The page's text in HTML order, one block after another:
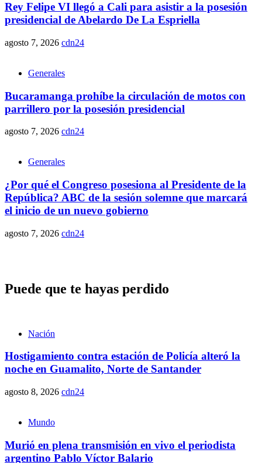
Rey Felipe VI llegó a Cali para asistir a la posesión
presidencial de Abelardo De La Espriella
agosto 7, 2026 cdn24
Generales
Bucaramanga prohíbe la circulación de motos con
parrillero por la posesión presidencial
agosto 7, 2026 cdn24
Generales
¿Por qué el Congreso posesiona al Presidente de la
República? ABC de la sesión solemne que marcará
el inicio de un nuevo gobierno
agosto 7, 2026 cdn24
Puede que te hayas perdido
Nación
Hostigamiento contra estación de Policía alteró la
noche en Guamalito, Norte de Santander
agosto 8, 2026 cdn24
Mundo
Murió en plena transmisión en vivo el periodista
argentino Pablo Víctor Balario